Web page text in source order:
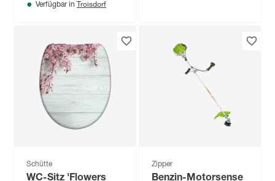
Verfügbar in Troisdorf
Schütte
WC-Sitz 'Flowers
Zipper
Benzin-Motorsense